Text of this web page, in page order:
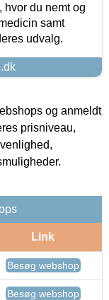
hvor du nemt og
samt
udvalg.
og anmeldt
prisniveau,
Link
Besøg webshop
Besøg webshop